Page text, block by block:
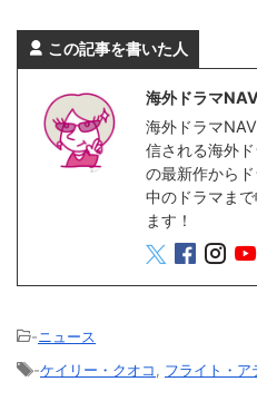
この記事を書いた人
海外ドラマ
海外ドラマ
信される海外
の最新作から
中のドラマま
ます！
-ニュース
-ケイリー・クオコ フライト・ア